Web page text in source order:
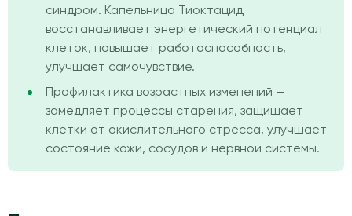
синдром. Капельница Тиоктацид
восстанавливает энергетический потенциал
клеток, повышает работоспособность,
улучшает самочувствие.
Профилактика возрастных изменений —
замедляет процессы старения, защищает
клетки от окислительного стресса, улучшает
состояние кожи, сосудов и нервной системы.